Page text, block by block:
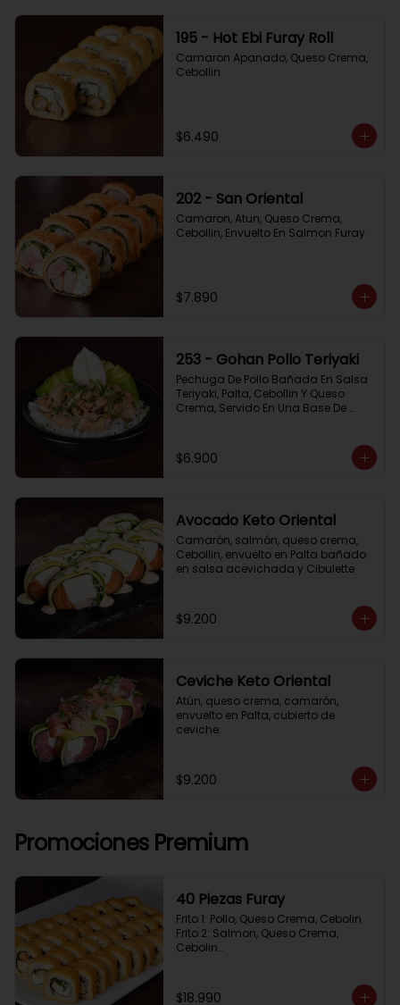
195 - Hot Ebi Furay Roll
Camaron Apanado, Queso Crema,
Cebollin
$6.490
202 - San Oriental
Camaron, Atun, Queso Crema,
Cebollin, Envuelto En Salmon Furay
$7.890
253 - Gohan Pollo Teriyaki
Pechuga De Pollo Bañada En Salsa
Teriyaki, Palta, Cebollin Y Queso
Crema, Servido En Una Base De
$6.900
Avocado Keto Oriental
Camarón, salmón, queso crema,
Cebollin, envuelto en Palta bañado
en salsa acevichada y Cibulette
$9.200
Ceviche Keto Oriental
Atún, queso crema, camarón,
envuelto en Palta, cubierto de
ceviche.
$9.200
Promociones Premium
40 Piezas Furay
Frito 1: Pollo, Queso Crema, Cebolin
Frito 2: Salmon, Queso Crema,
Cebolin
Frito 4: Kanikama, Queso Crema,
$18.990